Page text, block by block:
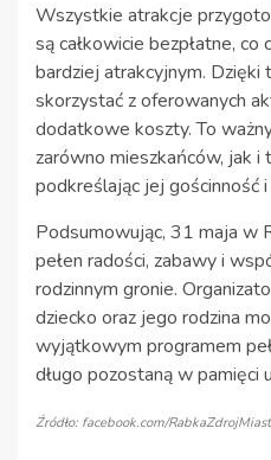
Wszystkie atrakcje
są całkowicie bezpłatne, co
bardziej atrakcyjnym. Dzięki
skorzystać z oferowanych
dodatkowe koszty. To
zarówno mieszkańców, jak
podkreślając jej gościnność
Podsumowując, 31 maja w
pełen radości, zabawy i
rodzinnym gronie.
dziecko oraz jego rodzina
wyjątkowym programem
długo pozostaną w pamięci
Źródło: facebook.com/